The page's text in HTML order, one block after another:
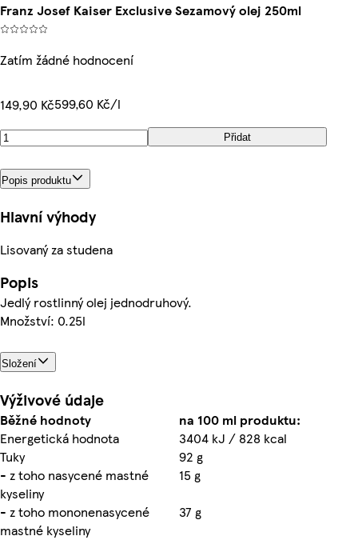
Franz Josef Kaiser Exclusive Sezamový olej 250ml
Zatím žádné hodnocení
149,90 Kč599,60 Kč/l
Přidat
Popis produktu
Hlavní výhody
Lisovaný za studena
Popis
Jedlý rostlinný olej jednodruhový.
Množství: 0.25l
Složení
Výživové údaje
Běžné hodnoty
na 100 ml produktu:
Energetická hodnota
3404 kJ / 828 kcal
Tuky
92 g
- z toho nasycené mastné
kyseliny
15 g
- z toho mononenasycené
mastné kyseliny
37 g